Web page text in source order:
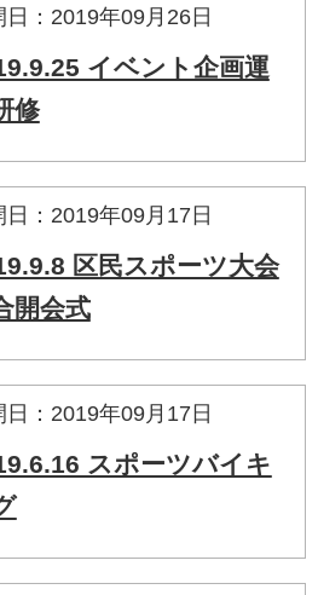
日：2019年09月26日
イベント企画運
修
日：2019年09月17日
区民スポーツ大会
開会式
日：2019年09月17日
スポーツバイキ